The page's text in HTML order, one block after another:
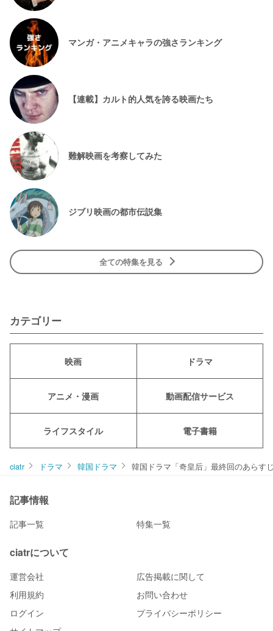
マンガ・アニメキャラの強さランキング
【連載】カルト的人気を誇る映画たち
難解映画を考察してみた
ジブリ映画の都市伝説集
全ての特集を見る
カテゴリー
映画 ドラマ
アニメ・漫画 動画配信サービス
ライフスタイル 電子書籍
ciatr ドラマ 韓国ドラマ 韓国ドラマ「奇皇后」最終回のあらす
記事情報
記事一覧 特集一覧
ciatrについて
運営会社
広告掲載に関して
利用規約
お問い合わせ
ログイン
プライバシーポリシー